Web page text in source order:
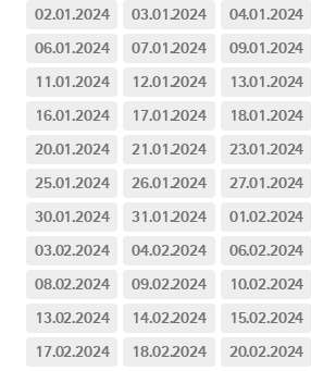
02.01.2024
03.01.2024 04.01.2024
06.01.2024
07.01.2024 09.01.2024
11.01.2024
12.01.2024 13.01.2024
16.01.2024
17.01.2024 18.01.2024
20.01.2024
21.01.2024 23.01.2024
25.01.2024
26.01.2024 27.01.2024
30.01.2024
31.01.2024 01.02.2024
03.02.2024
04.02.2024 06.02.2024
08.02.2024
09.02.2024 10.02.2024
13.02.2024
14.02.2024 15.02.2024
17.02.2024
18.02.2024 20.02.2024